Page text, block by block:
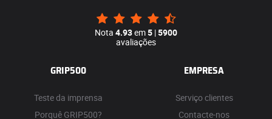
Nota 4.93em5 |5900
avaliações
GRIP500
Teste da imprensa
Porquê GRIP500?
EMPRESA
Serviço clientes
Contacte-nos